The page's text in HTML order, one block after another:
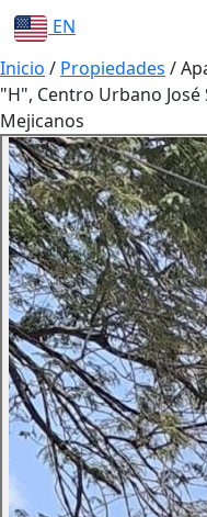
EN
Inicio / Propiedades /
"H", Centro Urbano José
Mejicanos